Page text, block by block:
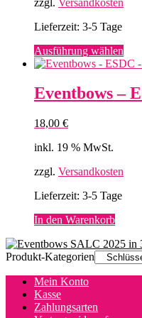
Lieferzeit: 3-5 Tage
Ausführung wählen
der
Eventbows –
18,00 €
inkl. 19 % MwSt.
zzgl. Versandkosten
Lieferzeit: 3-5 Tage
In den Warenkorb
Produkt-Kategorien
Mein Konto
Kasse
Zahlungsarten